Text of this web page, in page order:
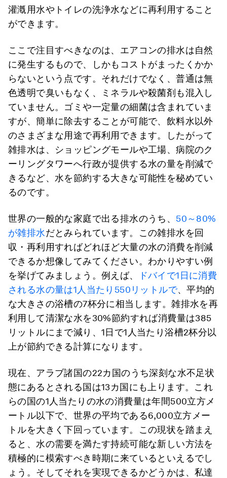
灌漑用水やトイレの洗浄水などに再利用すること
ができます。
ここで注目すべきなのは、エアコンの排水は自然
に発生するもので、しかもコストがまったくかか
らないという点です。それだけでなく、普通は無
色透明で臭いもなく、ミネラルや殺菌剤も混入し
ていません。ゴミや一定量の細菌は含まれていま
すが、簡単に除去することが可能で、飲料水以外
のさまざまな用途で再利用できます。したがって
雑排水は、ショッピングモールや工場、病院のク
ーリングタワーへ行政が提供する水の量を削減で
きるなど、水を節約する大きな可能性を秘めてい
るのです。
世界の一般的な家庭で出る排水のうち、 50～80%
が雑排水だとみられています。この雑排水を回
収・再利用すればどれほど大量の水の消費を削減
できるか想像してみてください。わかりやすい例
を挙げてみましょう。例えば、
ドバイで1日に消費
される水の量は1人当たり550リットルで、平均的
な大きさの浴槽の7杯分に相当します。雑排水を再
利用して清潔な水を30%節約すれば消費量は385
リットルにまで減り、1日で1人当たり浴槽2杯分以
上が節約できる計算になります。
現在、アラブ諸国の22カ国のうち深刻な水不足状
態にあるとされる国は13カ国にも上ります。これ
らの国の1人当たりの水の消費量は年間500立方メ
ートル以下で、世界の平均である6,000立方メー
トルを大きく下回っています。この現状を踏まえ
ると、水の需要を満たす持続可能な新しい方法を
積極的に模索すべき時期に来ているといえるでし
ょう。そしてそれを実現できるかどうかは、私達